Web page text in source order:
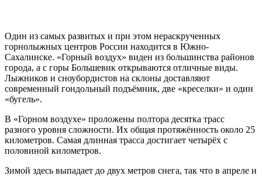
Один из самых развитых и при этом нераскрученных
горнолыжных центров России находится в Южно-
Сахалинске. «Горный воздух» виден из большинства районов
города, а с горы Большевик открываются отличные виды.
Лыжников и сноубордистов на склоны доставляют
современный гондольный подъёмник, две «креселки» и один
«бугель».
В «Горном воздухе» проложены полтора десятка трасс
разного уровня сложности. Их общая протяжённость около 25
километров. Самая длинная трасса достигает четырёх с
половиной километров.
Зимой здесь выпадает до двух метров снега, так что в апреле и